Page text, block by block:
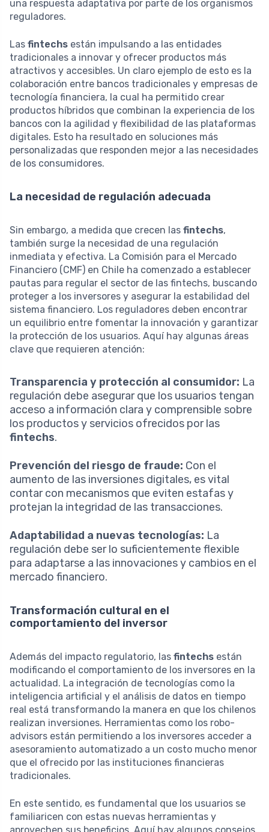
una respuesta adaptativa por parte de los organismos
reguladores.
Las fintechs están impulsando a las entidades
tradicionales a innovar y ofrecer productos más
atractivos y accesibles. Un claro ejemplo de esto es la
colaboración entre bancos tradicionales y empresas de
tecnología financiera, la cual ha permitido crear
productos híbridos que combinan la experiencia de los
bancos con la agilidad y flexibilidad de las plataformas
digitales. Esto ha resultado en soluciones más
personalizadas que responden mejor a las necesidades
de los consumidores.
La necesidad de regulación adecuada
Sin embargo, a medida que crecen las fintechs,
también surge la necesidad de una regulación
inmediata y efectiva. La Comisión para el Mercado
Financiero (CMF) en Chile ha comenzado a establecer
pautas para regular el sector de las fintechs, buscando
proteger a los inversores y asegurar la estabilidad del
sistema financiero. Los reguladores deben encontrar
un equilibrio entre fomentar la innovación y garantizar
la protección de los usuarios. Aquí hay algunas áreas
clave que requieren atención:
Transparencia y protección al consumidor: La
regulación debe asegurar que los usuarios tengan
acceso a información clara y comprensible sobre
los productos y servicios ofrecidos por las
fintechs.
Prevención del riesgo de fraude: Con el
aumento de las inversiones digitales, es vital
contar con mecanismos que eviten estafas y
protejan la integridad de las transacciones.
Adaptabilidad a nuevas tecnologías: La
regulación debe ser lo suficientemente flexible
para adaptarse a las innovaciones y cambios en el
mercado financiero.
Transformación cultural en el
comportamiento del inversor
Además del impacto regulatorio, las fintechs están
modificando el comportamiento de los inversores en la
actualidad. La integración de tecnologías como la
inteligencia artificial y el análisis de datos en tiempo
real está transformando la manera en que los chilenos
realizan inversiones. Herramientas como los robo-
advisors están permitiendo a los inversores acceder a
asesoramiento automatizado a un costo mucho menor
que el ofrecido por las instituciones financieras
tradicionales.
En este sentido, es fundamental que los usuarios se
familiaricen con estas nuevas herramientas y